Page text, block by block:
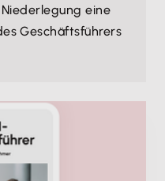
eine
Geschäftsführers